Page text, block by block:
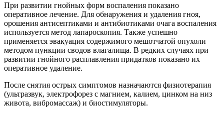
При развитии гнойных форм воспаления показано
оперативное лечение. Для обнаружения и удаления гноя,
орошения антисептиками и антибиотиками очага воспаления
используется метод лапароскопия. Также успешно
применяется эвакуация содержимого мешотчатой опухоли
методом пункции сводов влагалища. В редких случаях при
развитии гнойного расплавления придатков показано их
оперативное удаление.
После снятия острых симптомов назначаются физиотерапия
(ультразвук, электрофорез с магнием, калием, цинком на низ
живота, вибромассаж) и биостимуляторы.